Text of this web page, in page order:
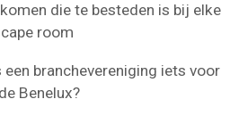
die te besteden is bij elke
room
branchevereniging iets voor
de Benelux?